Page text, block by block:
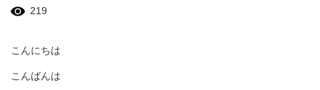
219
こんにちは
こんばんは